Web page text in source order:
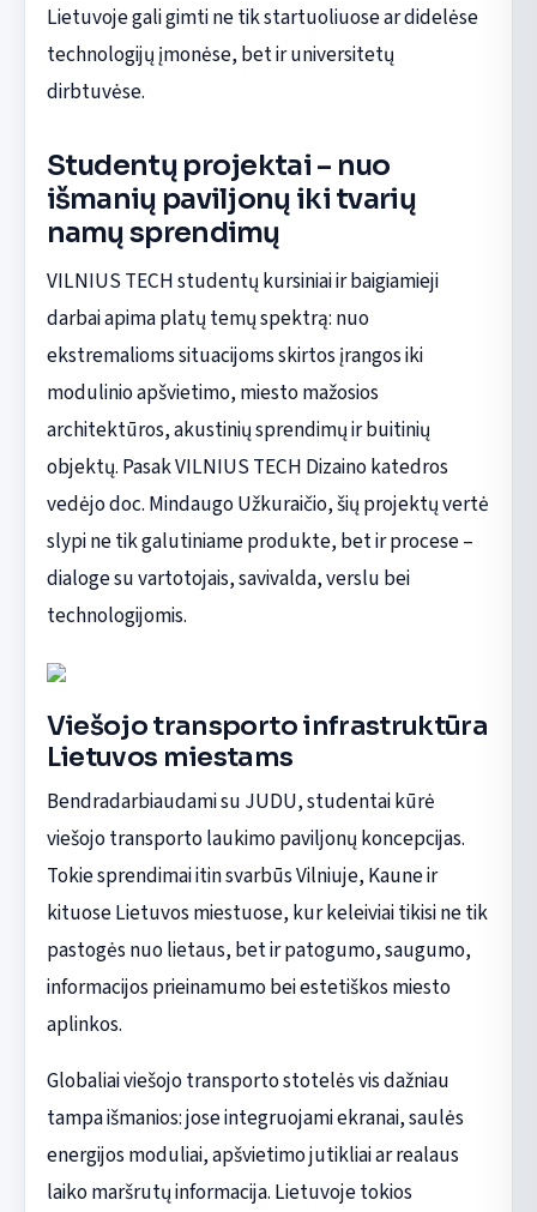
Lietuvoje gali gimti ne tik startuoliuose ar didelėse
technologijų įmonėse, bet ir universitetų
dirbtuvėse.
Studentų projektai – nuo
išmanių paviljonų iki tvarių
namų sprendimų
VILNIUS TECH studentų kursiniai ir baigiamieji
darbai apima platų temų spektrą: nuo
ekstremalioms situacijoms skirtos įrangos iki
modulinio apšvietimo, miesto mažosios
architektūros, akustinių sprendimų ir buitinių
objektų. Pasak VILNIUS TECH Dizaino katedros
vedėjo doc. Mindaugo Užkuraičio, šių projektų vertė
slypi ne tik galutiniame produkte, bet ir procese –
dialoge su vartotojais, savivalda, verslu bei
technologijomis.
Viešojo transporto infrastruktūra
Lietuvos miestams
Bendradarbiaudami su JUDU, studentai kūrė
viešojo transporto laukimo paviljonų koncepcijas.
Tokie sprendimai itin svarbūs Vilniuje, Kaune ir
kituose Lietuvos miestuose, kur keleiviai tikisi ne tik
pastogės nuo lietaus, bet ir patogumo, saugumo,
informacijos prieinamumo bei estetiškos miesto
aplinkos.
Globaliai viešojo transporto stotelės vis dažniau
tampa išmanios: jose integruojami ekranai, saulės
energijos moduliai, apšvietimo jutikliai ar realaus
laiko maršrutų informacija. Lietuvoje tokios